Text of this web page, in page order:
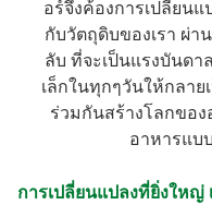
เมนูสุขภาพ
เมนูอาหารประจำภาค
อร์จึงค้องการเปลี่ยน
กับวัตถุดิบของเรา ผ่
ลับ ที่จะเป็นแรงบันดา
เล็กในทุกๆวันให้กลา
ร่วมกันสร้างโลกขอ
อาหารแบ
การเปลี่ยนแปลงที่ยิ่งใหญ่